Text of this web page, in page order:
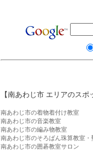
【南あわじ市 エリアのスポ
南あわじ市の着物着付け教室
南あわじ市の音楽教室
南あわじ市の編み物教室
南あわじ市のそろばん珠算教室・
南あわじ市の囲碁教室サロン